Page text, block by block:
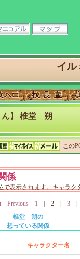
イル
ん】 椎堂 朔
この
係
で表示されます。キャラ
Previous 1 2| 3
椎堂 朔の
想っている関係
キャラクター名